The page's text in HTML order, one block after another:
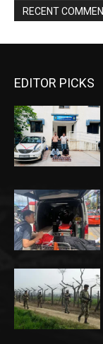
RECENT
EDITOR PICKS